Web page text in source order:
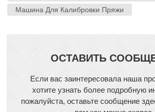
Машина Для Калибровки Пряжи
ОСТАВИТЬ
Если вас заинтересовала наша
хотите узнать более подробную
пожалуйста, оставьте сообщение